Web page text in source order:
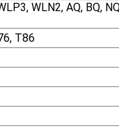
WLN2, AQ, BQ,
T86